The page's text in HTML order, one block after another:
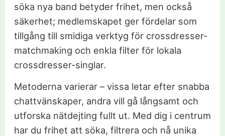
söka nya band betyder frihet, men också
säkerhet; medlemskapet ger fördelar som
tillgång till smidiga verktyg för crossdresser-
matchmaking och enkla filter för lokala
crossdresser-singlar.
Metoderna varierar – vissa letar efter snabba
chattvänskaper, andra vill gå långsamt och
utforska nätdejting fullt ut. Med dig i centrum
har du frihet att söka, filtrera och nå unika